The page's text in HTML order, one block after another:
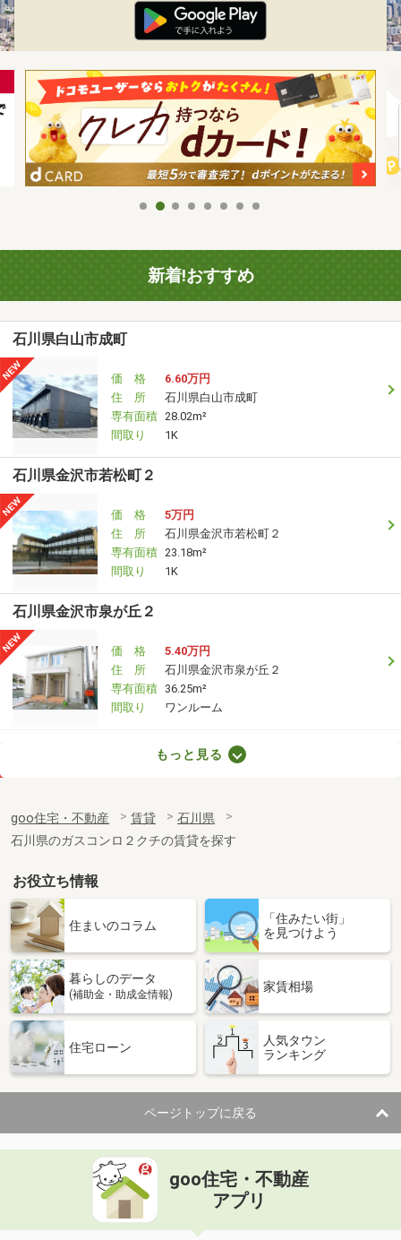
新着!おすすめ
石川県白山市成町
価 格
6.60万円
住 所
石川県白山市成町
専有面積 28.02m²
間取り
1K
石川県金沢市若松町２
価 格
5万円
住 所
石川県金沢市若松町２
専有面積 23.18m²
間取り
1K
石川県金沢市泉が丘２
価 格
5.40万円
住 所
石川県金沢市泉が丘２
専有面積 36.25m²
間取り
ワンルーム
専有面積
19.87m²
間取り
1K
石川県金沢市糸田２丁目
価 格
4.80万円
石川県金沢市糸田２丁目
専有面積 19.87m²
間取り
石川県金沢市黒田１丁目
住 所
石川県金沢市黒田１丁目
専有面積 26.08m²
間取り
1K
石川県小松市矢田野町
価 格
住 所
石川県小松市矢田野町
専有面積 23.18m²
もっと見る
goo住宅・不動産 賃貸
石川県
石川県のガスコンロ２クチの賃貸を探す
お役立ち情報
住まいのコラム
「住みたい街」
を見つけよう
暮らしのデータ
(補助金・助成金情報)
家賃相場
住宅ローン
人気タウン
ランキング
ページトップに戻る
goo住宅・不動産
アプリ